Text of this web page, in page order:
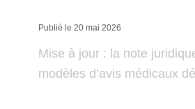
Publié le 20 mai 2026
Mise à jour : la note
modèles d’avis médicaux